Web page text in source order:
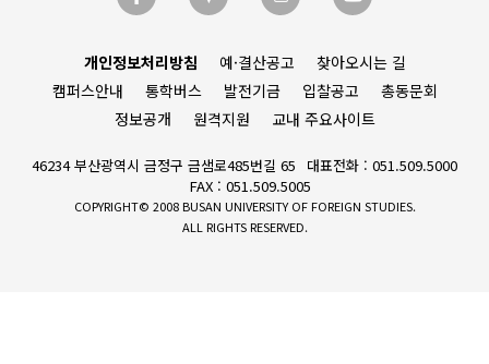
개인정보처리방침 예·결산공고
찾아오시는 길
캠퍼스안내
통학버스 발전기금 입찰공고
총동문회
정보공개
원격지원 교내 주요사이트
46234 부산광역시 금정구 금샘로485번길 65
대표전화 : 051.509.5000
FAX : 051.509.5005
COPYRIGHT© 2008 BUSAN UNIVERSITY OF FOREIGN STUDIES.
ALL RIGHTS RESERVED.